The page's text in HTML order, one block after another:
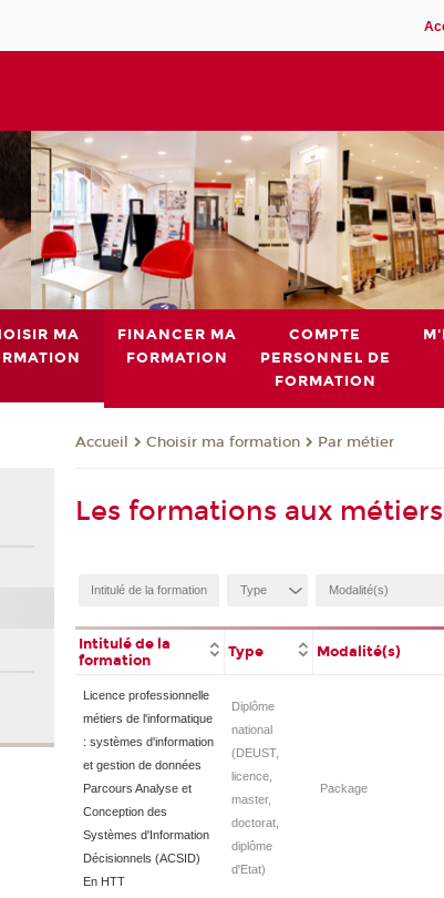
MA
FINANCER MA
FORMATION
COMPTE
PERSONNEL DE
FORMATION
Accueil Choisir ma formation Par métier
Les formations aux
Intitulé de la
formation
Type Modalité(s)
Licence professionnelle
métiers de l'informatique
: systèmes d'information
et gestion de données
Parcours Analyse et
Conception des
Systèmes d'Information
Décisionnels (ACSID)
En HTT
Diplôme
national
(DEUST,
licence,
master,
doctorat,
diplôme
d'Etat)
Package